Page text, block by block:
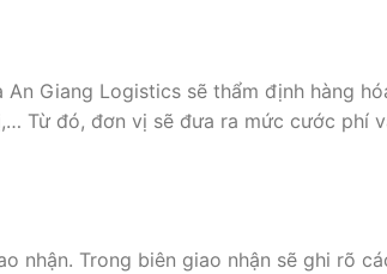
Giang Logistics sẽ thẩm định hàng
Từ đó, đơn vị sẽ đưa ra mức cước phí
nhận. Trong biên giao nhận sẽ ghi rõ